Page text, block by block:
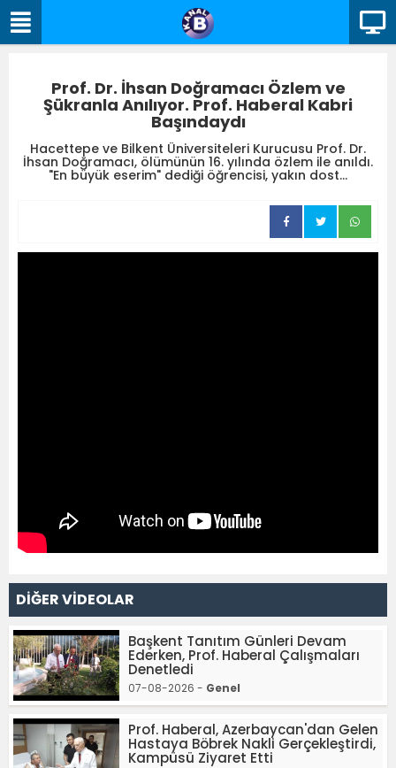
Prof. Dr. İhsan Doğramacı Özlem ve
Şükranla Anılıyor. Prof. Haberal Kabri
Başındaydı
Hacettepe ve Bilkent Üniversiteleri Kurucusu Prof. Dr.
İhsan Doğramacı, ölümünün 16. yılında özlem ile anıldı.
"En büyük eserim" dediği öğrencisi, yakın dost...
DİĞER VİDEOLAR
Başkent Tanıtım Günleri Devam
Ederken, Prof. Haberal Çalışmaları
Denetledi
07-08-2026 - Genel
Prof. Haberal, Azerbaycan'dan Gelen
Hastaya Böbrek Nakli Gerçekleştirdi,
Kampüsü Ziyaret Etti